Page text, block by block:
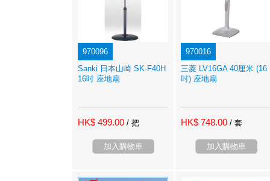
970096
Sanki 日本山崎 SK-F40H
16吋 座地扇
HK$ 499.00 / 把
加入購物車
970016
三菱 LV16GA 40厘米 (16
吋) 座地扇
HK$ 748.00 / 套
加入購物車